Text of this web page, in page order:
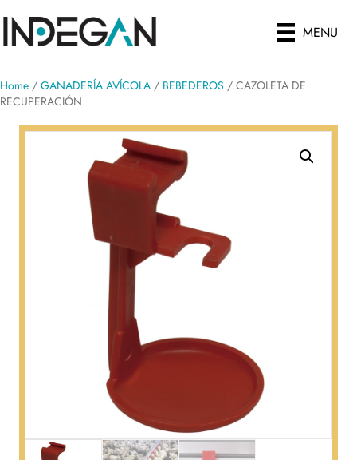
MENU
Home / GANADERÍA AVÍCOLA / BEBEDEROS / CAZOLETA DE
RECUPERACIÓN